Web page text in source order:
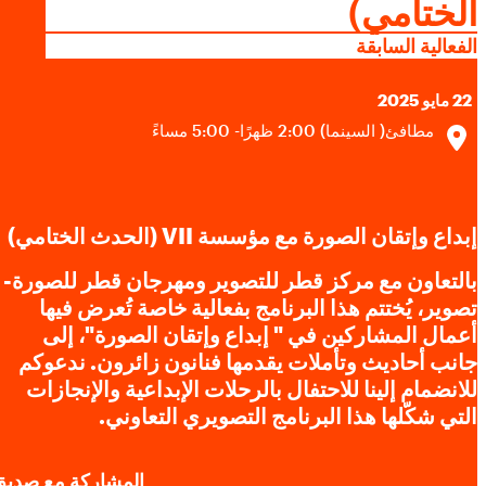
الختامي)
الفعالية السابقة
22 مايو 2025
مطافئ( السينما) 2:00 ظهرًا- 5:00 مساءً
إبداع وإتقان الصورة مع مؤسسة VII (الحدث الختامي)
بالتعاون مع مركز قطر للتصوير ومهرجان قطر للصورة-
تصوير، يُختتم هذا البرنامج بفعالية خاصة تُعرض فيها
أعمال المشاركين في " إبداع وإتقان الصورة"، إلى
جانب أحاديث وتأملات يقدمها فنانون زائرون. ندعوكم
للانضمام إلينا للاحتفال بالرحلات الإبداعية والإنجازات
التي شكّلها هذا البرنامج التصويري التعاوني.
المشاركة مع
تواصل معنا
ملفات تعريف الارتباط الإعلانية
تتيح لنا هذه الملفات عرض إعلانات متوافقة مع اهتماماتك على مواقع
وقد نربط هذه البيانات عبر مختلف الأجهزة التي تستخدمها، كما تساعد
في معالجة البيانات المتعلقة بالإعلانات. ويستخدم هذا لقياس أداء
يمكن أن يؤدي إيقاف تشغيل بعض هذه الملفات إلى توقف الوظائف
ذات الصلة عن العمل بشكل صحيح. يمكنك تغيير تفضيلاتك في أي
وقت
اعرف المزيد
موافقة حفظ الإعدادات